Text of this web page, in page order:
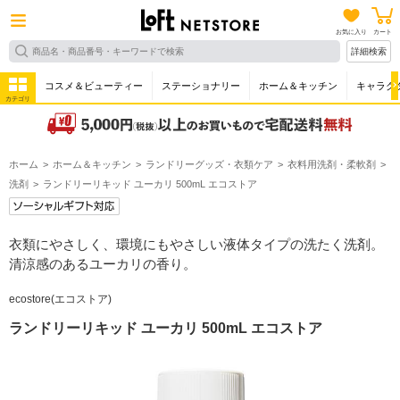
お気に入り カート
詳細検索
カテゴリ
コスメ＆ビューティー ステーショナリー ホーム＆キッチン キャラク
ホーム ホーム＆キッチン ランドリーグッズ・衣類ケア
衣料用洗剤・柔軟剤
洗剤
ランドリーリキッド ユーカリ 500mL エコストア
衣類にやさしく、環境にもやさしい液体タイプの洗たく洗剤。
清涼感のあるユーカリの香り。
ecostore(エコストア)
ランドリーリキッド ユーカリ 500mL エコストア